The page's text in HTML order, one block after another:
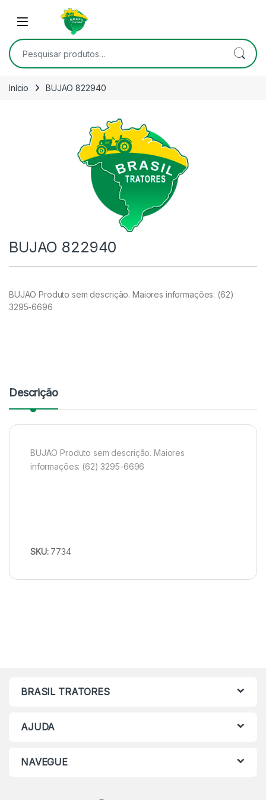
Skip to navigation
Open
Pesquisar por:
Início BUJAO 822940
BUJAO 822940
BUJAO Produto sem descrição. Maiores informações: (62)
3295-6696
Descrição
BUJAO Produto sem descrição. Maiores
informações: (62) 3295-6696
SKU: 7734
BRASIL TRATORES
AJUDA
NAVEGUE